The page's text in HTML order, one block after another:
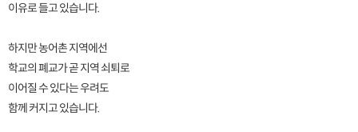
이유로 들고 있습니다.
하지만 농어촌 지역에선
학교의 폐교가 곧 지역 쇠퇴로
이어질 수 있다는 우려도
함께 커지고 있습니다.